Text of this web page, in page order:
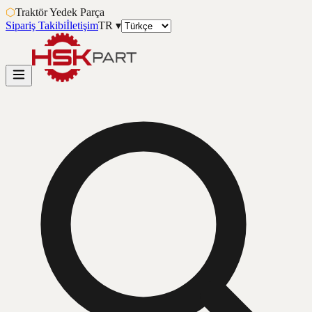
⬡Traktör Yedek Parça
Sipariş TakibiİletişimTR ▾